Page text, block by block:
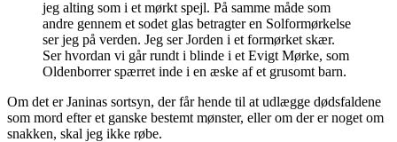
jeg alting som i et mørkt spejl. På samme måde som
andre gennem et sodet glas betragter en Solformørkelse
ser jeg på verden. Jeg ser Jorden i et formørket skær.
Ser hvordan vi går rundt i blinde i et Evigt Mørke, som
Oldenborrer spærret inde i en æske af et grusomt barn.
Om det er Janinas sortsyn, der får hende til at udlægge dødsfaldene
som mord efter et ganske bestemt mønster, eller om der er noget om
snakken, skal jeg ikke røbe.